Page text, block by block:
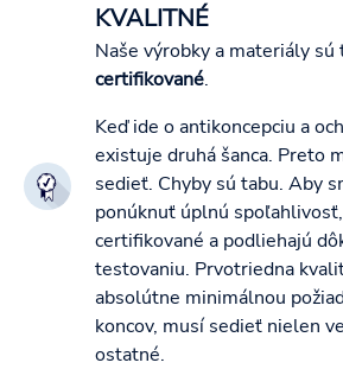
KVALITNÉ
Naše výrobky a materiály sú
certifikované.
Keď ide o antikoncepciu a
existuje druhá šanca. Preto
sedieť. Chyby sú tabu. Aby
ponúknuť úplnú
certifikované a podliehajú
testovaniu. Prvotriedna
absolútne minimálnou
koncov, musí sedieť nielen
ostatné.